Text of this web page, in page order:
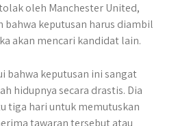
oleh Manchester United,
bahwa keputusan harus diambil
akan mencari kandidat lain.
bahwa keputusan ini sangat
hidupnya secara drastis. Dia
tiga hari untuk memutuskan
tawaran tersebut atau